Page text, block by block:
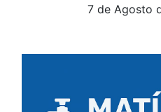
7 de Agosto